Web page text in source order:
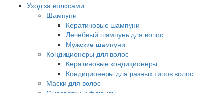
Уход за волосами
Шампуни
Кератиновые шампуни
Лечебный шампунь для волос
Мужские шампуни
Кондиционеры для волос
Кератиновые кондиционеры
Кондиционеры для разных типов волос
Маски для волос